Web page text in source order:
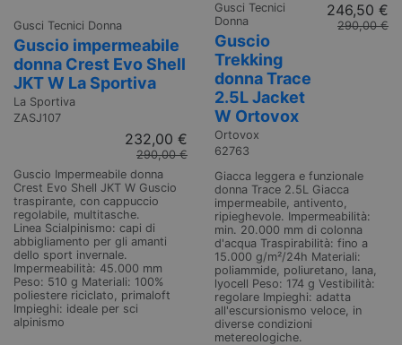
Gusci Tecnici Donna
Guscio impermeabile
donna Crest Evo Shell
JKT W La Sportiva
La Sportiva
ZASJ107
232,00 €
290,00 €
Guscio Impermeabile donna
Crest Evo Shell JKT W Guscio
traspirante, con cappuccio
regolabile, multitasche.
Linea Scialpinismo: capi di
abbigliamento per gli amanti
dello sport invernale.
Impermeabilità: 45.000 mm
Peso: 510 g Materiali: 100%
poliestere riciclato, primaloft
Impieghi: ideale per sci
alpinismo
Gusci Tecnici
Donna
Guscio
Trekking
donna Trace
2.5L Jacket
W Ortovox
Ortovox
62763
246,50 €
290,00 €
Giacca leggera e funzionale
donna Trace 2.5L Giacca
impermeabile, antivento,
ripieghevole. Impermeabilità:
min. 20.000 mm di colonna
d'acqua Traspirabilità: fino a
15.000 g/m²/24h Materiali:
poliammide, poliuretano, lana,
lyocell Peso: 174 g Vestibilità:
regolare Impieghi: adatta
all'escursionismo veloce, in
diverse condizioni
metereologiche.